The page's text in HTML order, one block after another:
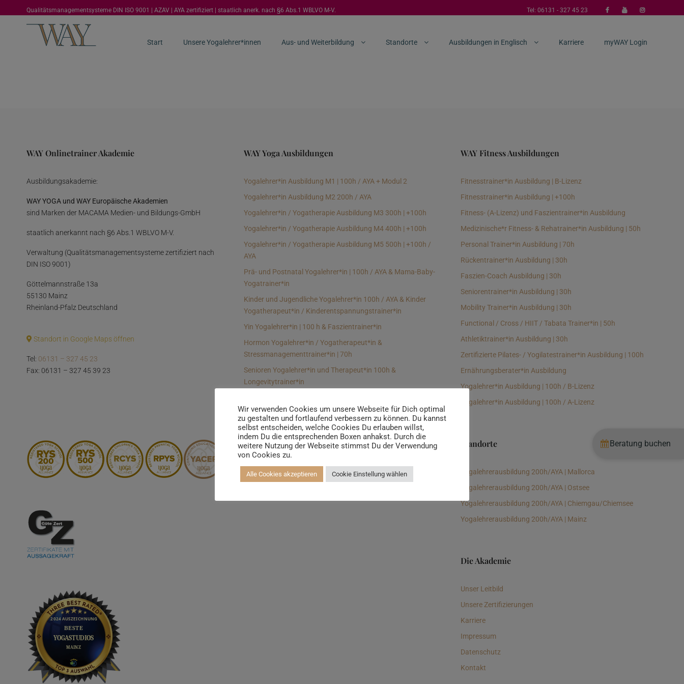
Qualitätsmanagementsysteme DIN ISO 9001 | AZAV | AYA zertifiziert | staatlich anerk. nach §6 Abs.1 WBLVO M-V. Tel: 06131 - 327 45 23
Start Unsere Yogalehrer*innen Aus- und Weiterbildung Standorte Ausbildungen in Englisch Karriere myWAY Login
WAY Onlinetrainer Akademie
Ausbildungsakademie:
WAY YOGA und WAY Europäische Akademien
sind Marken der MACAMA Medien- und Bildungs-GmbH
staatlich anerkannt nach §6 Abs.1 WBLVO M-V.
Verwaltung (Qualitätsmanagementsysteme zertifiziert nach
DIN ISO 9001)
Göttelmannstraße 13a
55130 Mainz
Rheinland-Pfalz Deutschland
Standort in Google Maps öffnen
Tel: 06131 – 327 45 23
Fax: 06131 – 327 45 39 23
WAY Yoga Ausbildungen
Yogalehrer*in Ausbildung M1 | 100h / AYA + Modul 2
Yogalehrer*in Ausbildung M2 200h / AYA
Yogalehrer*in / Yogatherapie Ausbildung M3 300h | +100h
Yogalehrer*in / Yogatherapie Ausbildung M4 400h | +100h
Yogalehrer*in / Yogatherapie Ausbildung M5 500h | +100h /
AYA
Prä- und Postnatal Yogalehrer*in | 100h / AYA & Mama-Baby-
Yogatrainer*in
Kinder und Jugendliche Yogalehrer*in 100h / AYA & Kinder
Yogatherapeut*in / Kinderentspannungstrainer*in
Yin Yogalehrer*in | 100 h & Faszientrainer*in
Hormon Yogalehrer*in / Yogatherapeut*in &
Stressmanagementtrainer*in | 70h
Senioren Yogalehrer*in und Therapeut*in 100h &
Longevitytrainer*in
Meditationsleiter*in | 50h & Achtsamkeitstrainer*in
Yoga Alignmenttrainer*in | 40h
Yoga Hilfsmitteltrainer*in Ausbildung | 10 h
WAY Fitness Ausbildungen
Fitnesstrainer*in Ausbildung | B-Lizenz
Fitnesstrainer*in Ausbildung | +100h
Fitness- (A-Lizenz) und Faszientrainer*in Ausbildung
Medizinische*r Fitness- & Rehatrainer*in Ausbildung | 50h
Personal Trainer*in Ausbildung | 70h
Rückentrainer*in Ausbildung | 30h
Faszien-Coach Ausbildung | 30h
Seniorentrainer*in Ausbildung | 30h
Mobility Trainer*in Ausbildung | 30h
Functional / Cross / HIIT / Tabata Trainer*in | 50h
Athletiktrainer*in Ausbildung | 30h
Zertifizierte Pilates- / Yogilatestrainer*in Ausbildung | 100h
Ernährungsberater*in Ausbildung
Yogalehrer*in Ausbildung | 100h / B-Lizenz
Yogalehrer*in Ausbildung | 100h / A-Lizenz
Standorte
Yogalehrerausbildung 200h/AYA | Mallorca
Yogalehrerausbildung 200h/AYA | Ostsee
Yogalehrerausbildung 200h/AYA | Chiemgau/Chiemsee
Yogalehrerausbildung 200h/AYA | Mainz
Die Akademie
Unser Leitbild
Unsere Zertifizierungen
Karriere
Impressum
Datenschutz
Kontakt
Wir verwenden Cookies um unsere Webseite für Dich optimal
zu gestalten und fortlaufend verbessern zu können. Du kannst
selbst entscheiden, welche Cookies Du erlauben willst,
indem Du die entsprechenden Boxen anhakst. Durch die
weitere Nutzung der Webseite stimmst Du der Verwendung
von Cookies zu.
Alle Cookies akzeptieren Cookie Einstellung wählen
Beratung buchen